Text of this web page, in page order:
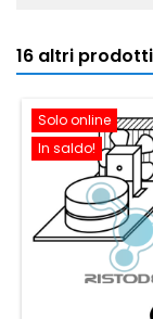
16 altri
Solo online
In saldo!